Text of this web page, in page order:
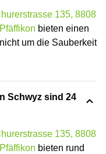
135, 8808
bieten einen
um die Sauberkeit
Schwyz sind 24
135, 8808
bieten rund